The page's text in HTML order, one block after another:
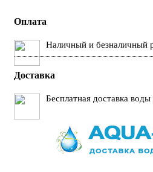
Оплата
Наличный и безналичный
Доставка
Бесплатная доставка